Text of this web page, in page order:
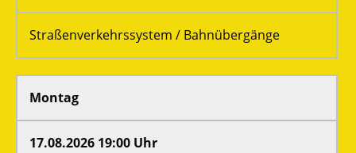
Straßenverkehrssystem / Bahnübergänge
Montag
17.08.2026 19:00 Uhr